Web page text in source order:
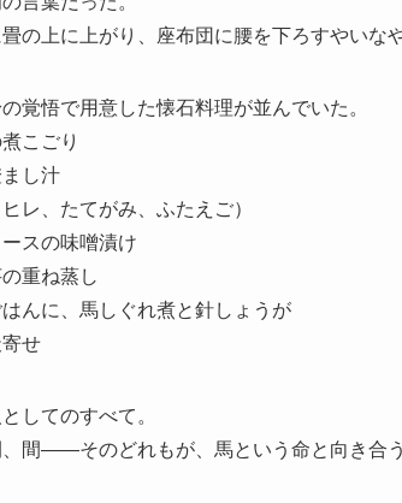
の上に上がり、座布団に腰を下ろすやいな
覚悟で用意した懐石料理が並んでいた。
こごり
し汁
レ、たてがみ、ふたえご）
スの味噌漬け
重ね蒸し
んに、馬しぐれ煮と針しょうが
せ
してのすべて。
間——そのどれもが、馬という命と向き合